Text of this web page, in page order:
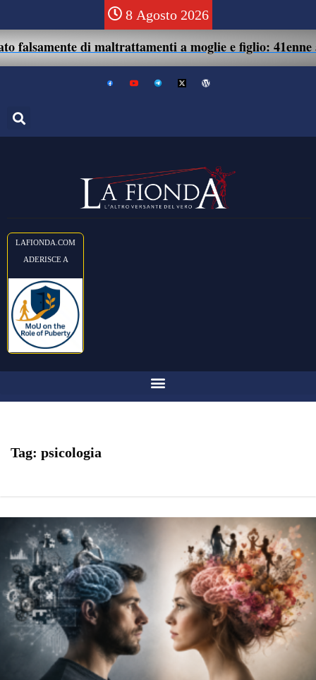
8 Agosto 2026
di maltrattamenti a moglie e figlio: 41enne assolto.
LAFIONDA.COM
ADERISCE A
Tag: psicologia